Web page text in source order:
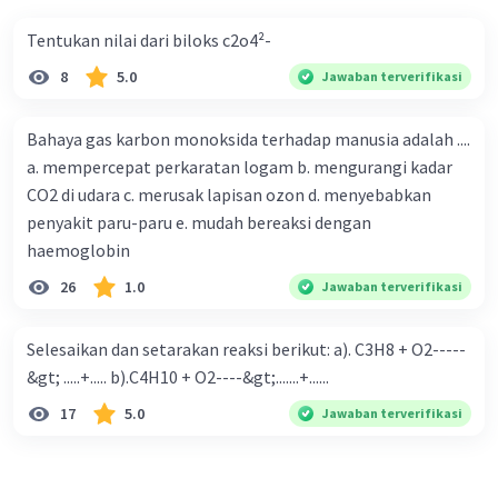
listrik dari luar untuk menggerakkan reaksi
nonspontan.
Sel Volta digunakan dalam baterai
sekunder (baterai isi ulang) dan baterai
sekunder (baterai non-isi ulang).
Sel elektrolisis digunakan dalam proses
elektroplating, pemisahan logam dari
Arus Elektrik:
Dalam Sel Volta, arus listrik dihasilkan
Tentukan nilai dari biloks c2o4²-
8 5.0 Jawaban terverifikasi
Bahaya gas karbon monoksida terhadap manusia adalah ....
a. mempercepat perkaratan logam b. mengurangi kadar
CO2 di udara c. merusak lapisan ozon d. menyebabkan
penyakit paru-paru e. mudah bereaksi dengan
haemoglobin
26 1.0 Jawaban terverifikasi
Selesaikan dan setarakan reaksi berikut: a). C3H8 + O2-----
&gt; .....+..... b).C4H10 + O2----&gt;.......+......
17 5.0 Jawaban terverifikasi